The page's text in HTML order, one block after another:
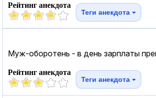
Рейтинг анекдота
Теги анекдота
Муж-оборотень - в день зарплаты
Рейтинг анекдота
Теги анекдота